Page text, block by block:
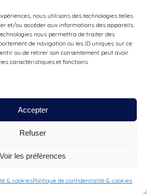
nous utilisons des technologies telles
et/ou accéder aux informations des appareils.
nous permettra de traiter des
de navigation ou les ID uniques sur ce
ou de retirer son consentement peut avoir
caractéristiques et fonctions.
Accepter
Refuser
Voir les préférences
& cookiesPolitique de confidentialité & cookies
Nos horaires
vendredis : 9h00 à
et 15h00 à 17h00
tous droits réservés |
du site internetOuinet.fr